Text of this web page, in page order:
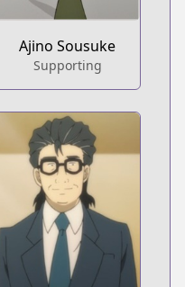
Ajino Sousuke
Supporting